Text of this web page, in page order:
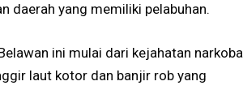
daerah yang memiliki pelabuhan.
ini mulai dari kejahatan narkoba
laut kotor dan banjir rob yang